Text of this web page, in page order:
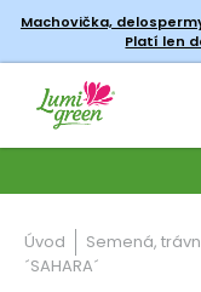
Machovička,
Platí len
Úvod Semená,
´SAHARA´